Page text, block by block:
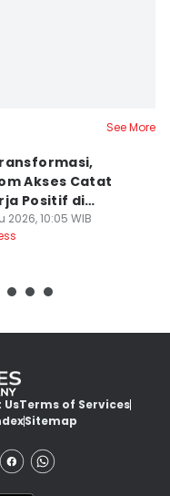
See More
Akses Catat
Positif di
I-2026
2026, 10:05 WIB
Terms of Services
Sitemap